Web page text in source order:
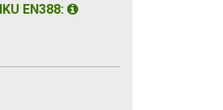
EN388: